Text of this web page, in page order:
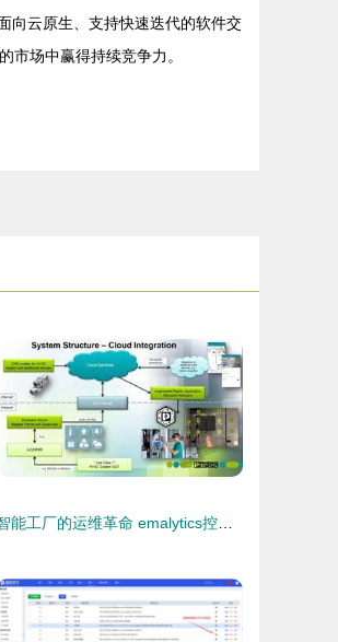
向云原生、支持快速迭代的软件交
市场中赢得持续竞争力。